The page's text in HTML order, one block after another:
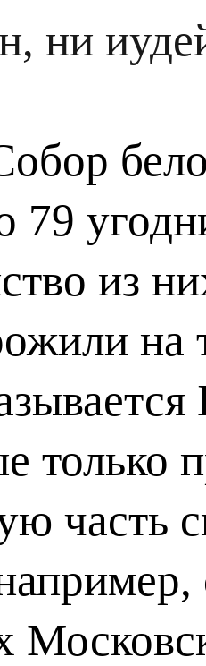
79
из
на
только
часть